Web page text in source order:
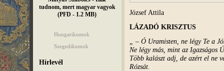
tudnom, mert magyar vagyok
(PFD - 1.2 MB)
Hungarikumok
Szegedikumok
Hírlevél
József Attila
LÁZADÓ KRISZTUS
„ – Ó Uramisten, ne légy Te a
Ne légy más, mint az Igazságos
Több kalászt adj, de azért el ne
Rózsát.